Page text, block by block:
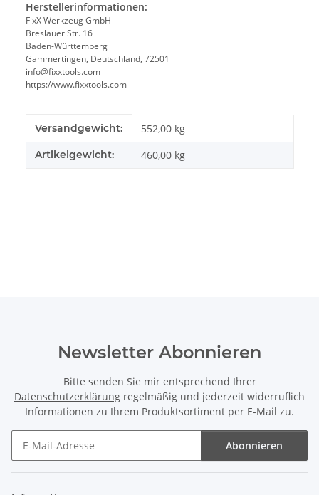
Herstellerinformationen:
FixX Werkzeug GmbH
Breslauer Str. 16
Baden-Württemberg
Gammertingen, Deutschland, 72501
info@fixxtools.com
https://www.fixxtools.com
Produkteigenschaft
Wert
Versandgewicht: 552,00 kg
Artikelgewicht: 460,00 kg
Newsletter Abonnieren
Bitte senden Sie mir entsprechend Ihrer
Datenschutzerklärung regelmäßig und jederzeit widerruflich
Informationen zu Ihrem Produktsortiment per E-Mail zu.
Abonnieren